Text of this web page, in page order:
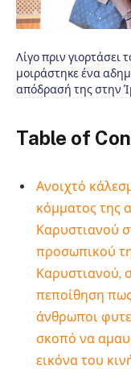
Λίγο πριν γιορτάσει
μοιράστηκε ένα
απόδρασή της στην
Table of
Ανοιχτό
κόμματος της
Καρυστιανού
προσωπικού
Καρυστιανού,
πεποίθηση
άνθρωποι
σκοπό να
εικόνα του